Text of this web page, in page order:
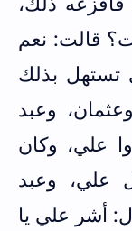
قالت: نعم
تستهل بذلك
وعبد
علي، وكان
علي، وعبد
أشر علي يا